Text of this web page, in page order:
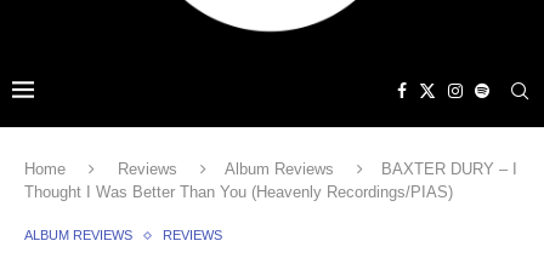
Home Reviews Album Reviews
BAXTER DURY – I
Thought I Was Better Than You (Heavenly Recordings/PIAS)
ALBUM REVIEWS REVIEWS